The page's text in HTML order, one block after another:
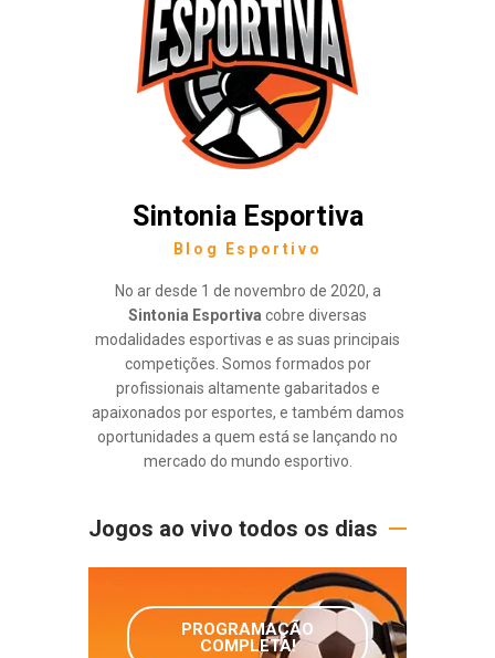
Sintonia Esportiva
Blog Esportivo
No ar desde 1 de novembro de 2020, a
Sintonia Esportiva cobre diversas
modalidades esportivas e as suas principais
competições. Somos formados por
profissionais altamente gabaritados e
apaixonados por esportes, e também damos
oportunidades a quem está se lançando no
mercado do mundo esportivo.
Jogos ao vivo todos os dias
PROGRAMAÇÃO
COMPLETA!